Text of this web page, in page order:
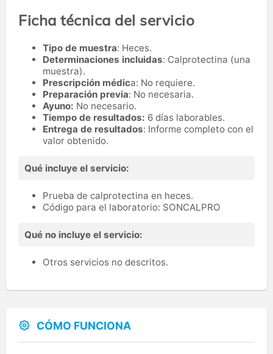
Ficha técnica del servicio
Tipo de muestra: Heces.
Determinaciones incluidas: Calprotectina (una
muestra).
Prescripción médica: No requiere.
Preparación previa: No necesaria.
Ayuno: No necesario.
Tiempo de resultados: 6 días laborables.
Entrega de resultados: Informe completo con el
valor obtenido.
Qué incluye el servicio:
Prueba de calprotectina en heces.
Código para el laboratorio: SONCALPRO
Qué no incluye el servicio:
Otros servicios no descritos.
CÓMO FUNCIONA